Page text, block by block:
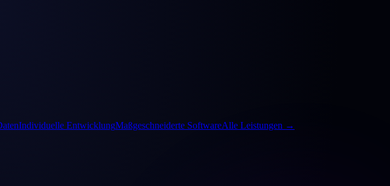
Individuelle EntwicklungMaßgeschneiderte SoftwareAlle Leistungen →